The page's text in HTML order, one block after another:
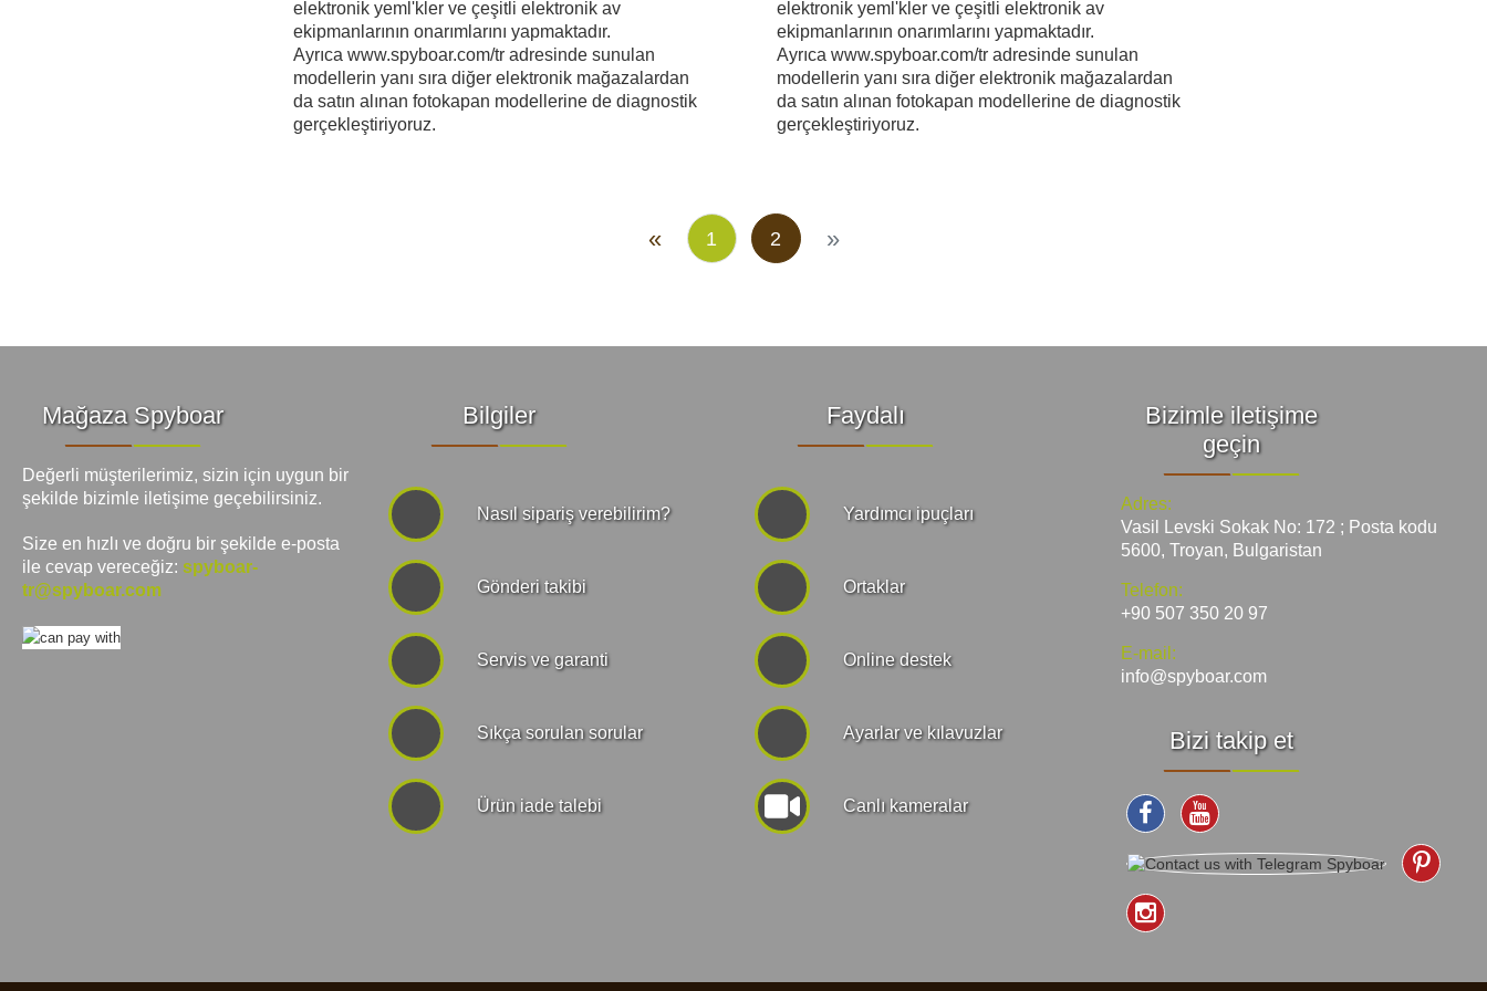
ÜRÜNLERE GÖZ ATIN
Vücut Kameraları ve Aksiyon Kameraları
Aküler ve piller
Araç İçi Kamera
Hediyelik
Arşiv ürünleri
elektronik yeml'kler ve çeşitli elektronik av
ekipmanlarının onarımlarını yapmaktadır.
Ayrıca www.spyboar.com/tr adresinde sunulan
modellerin yanı sıra diğer elektronik mağazalardan
da satın alınan fotokapan modellerine de diagnostik
gerçekleştiriyoruz.
elektronik yeml'kler ve çeşitli elektronik av
ekipmanlarının onarımlarını yapmaktadır.
Ayrıca www.spyboar.com/tr adresinde sunulan
modellerin yanı sıra diğer elektronik mağazalardan
da satın alınan fotokapan modellerine de diagnostik
gerçekleştiriyoruz.
« 1 2 »
Mağaza Spyboar
Değerli müşterilerimiz, sizin için uygun bir
şekilde bizimle iletişime geçebilirsiniz.
Size en hızlı ve doğru bir şekilde e-posta
ile cevap vereceğiz: spyboar-
tr@spyboar.com
Bilgiler
Nasıl sipariş verebilirim?
Gönderi takibi
Servis ve garanti
Sıkça sorulan sorular
Ürün iade talebi
Faydalı
Yardımcı ipuçları
Ortaklar
Online destek
Ayarlar ve kılavuzlar
Canlı kameralar
Bizimle iletişime
geçin
Adres:
Vasil Levski Sokak No: 172 ; Posta kodu
5600, Troyan, Bulgaristan
Telefon:
+90 507 350 20 97
E-mail:
info@spyboar.com
Bizi takip et